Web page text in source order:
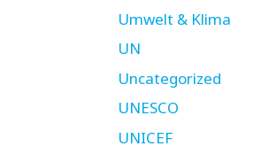
Umwelt & Klima
UN
Uncategorized
UNESCO
UNICEF